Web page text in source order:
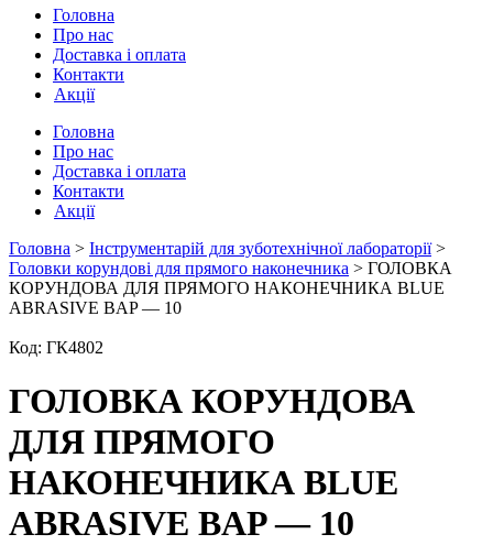
Головна
Про нас
Доставка і оплата
Контакти
Акції
Головна
Про нас
Доставка і оплата
Контакти
Акції
Головна > Інструментарій для зуботехнічної лабораторії>
Головки корундові для прямого наконечника > ГОЛОВКА
КОРУНДОВА ДЛЯ ПРЯМОГО НАКОНЕЧНИКА BLUE
ABRASIVE BAP — 10
Код: ГК4802
ГОЛОВКА КОРУНДОВА
ДЛЯ ПРЯМОГО
НАКОНЕЧНИКА BLUE
ABRASIVE BAP — 10